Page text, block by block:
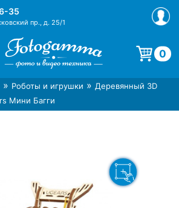
35
пр., д. 25/1
Интернет-магазин фототехники
Foto-Gamma в СПб
Магазин фотоаксессуаров foto-
gamma.ru
0
Корзина пуста.
» Роботы и игрушки » Деревянный 3D
Мини Багги